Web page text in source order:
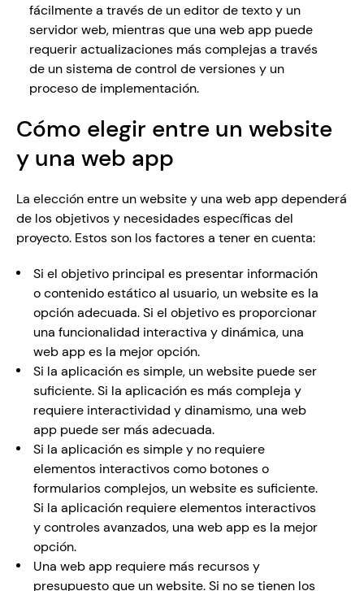
fácilmente a través de un editor de texto y un
servidor web, mientras que una web app puede
requerir actualizaciones más complejas a través
de un sistema de control de versiones y un
proceso de implementación.
Cómo elegir entre un website
y una web app
La elección entre un website y una web app dependerá
de los objetivos y necesidades específicas del
proyecto. Estos son los factores a tener en cuenta:
Si el objetivo principal es presentar información
o contenido estático al usuario, un website es la
opción adecuada. Si el objetivo es proporcionar
una funcionalidad interactiva y dinámica, una
web app es la mejor opción.
Si la aplicación es simple, un website puede ser
suficiente. Si la aplicación es más compleja y
requiere interactividad y dinamismo, una web
app puede ser más adecuada.
Si la aplicación es simple y no requiere
elementos interactivos como botones o
formularios complejos, un website es suficiente.
Si la aplicación requiere elementos interactivos
y controles avanzados, una web app es la mejor
opción.
Una web app requiere más recursos y
presupuesto que un website. Si no se tienen los